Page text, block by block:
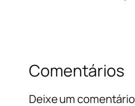
Comentários
Deixe um comentário